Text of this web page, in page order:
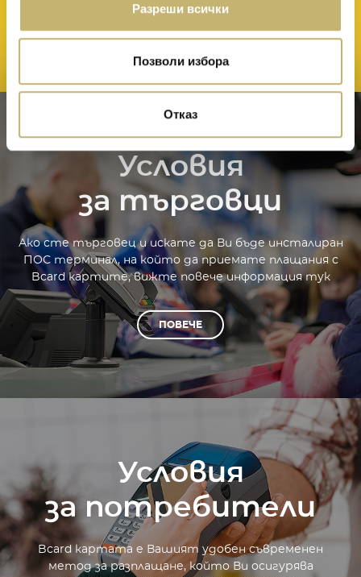
Разреши всички
Позволи избора
Отказ
Условия
за търговци
Ако сте търговец и искате да Ви бъде инсталиран
ПОС терминал, на който да приемате плащания с
Bcard картите, вижте повече информация тук
ПОВЕЧЕ
Условия
за потребители
Bcard картата е Вашият удобен съвременен
метод за разплащане, който Ви осигурява